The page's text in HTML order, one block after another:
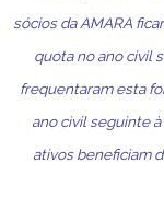
sócios da AMARA
quota no ano civil
frequentaram esta
ano civil seguinte
ativos beneficiam